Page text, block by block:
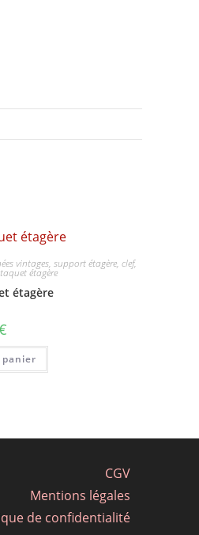
vintages, support étagère, clef,
étagère
étagère
CGV
Mentions légales
de confidentialité